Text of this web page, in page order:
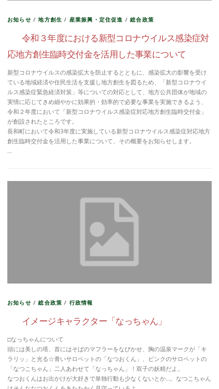
お知らせ /地方創生 / 産業振興・定住促進 /総合政策
令和３年度における新型コロナウイルス感染症対
応地方創生臨時交付金を活用した事業について
新型コロナウイルスの感染拡大を防止するとともに、感染拡大の影響を受け
ている地域経済や住民生活を支援し地方創生を図るため、「新型コロナウイ
ルス感染症緊急経済対策」等についての対応として、地方公共団体が地域の
実情に応じてきめ細やかに効果的・効率的で必要な事業を実施できるよう、
令和２年度において「新型コロナウイルス感染症対応地方創生臨時交付金」
が創設されたところです。
長和町において令和3年度に実施している新型コロナウイルス感染症対応地方
創生臨時交付金を活用した事業について、その概要をお知らせします。
…
お知らせ /総合政策 / 行政情報
イメージキャラクター「なっちゃん」
□なっちゃんについて
頭には美しの塔、首にはそばのマフラーをなびかせ、胸の温泉マークが「キ
ラリッ」と光る☆青いサロペットの「なつおくん」、ピンクのサロペットの
「なつこちゃん」二人あわせて「なっちゃん」！双子の妖精だよ。
なつおくんはお出かけが大好きで単独行動も少なくないとか…。なつこちゃん